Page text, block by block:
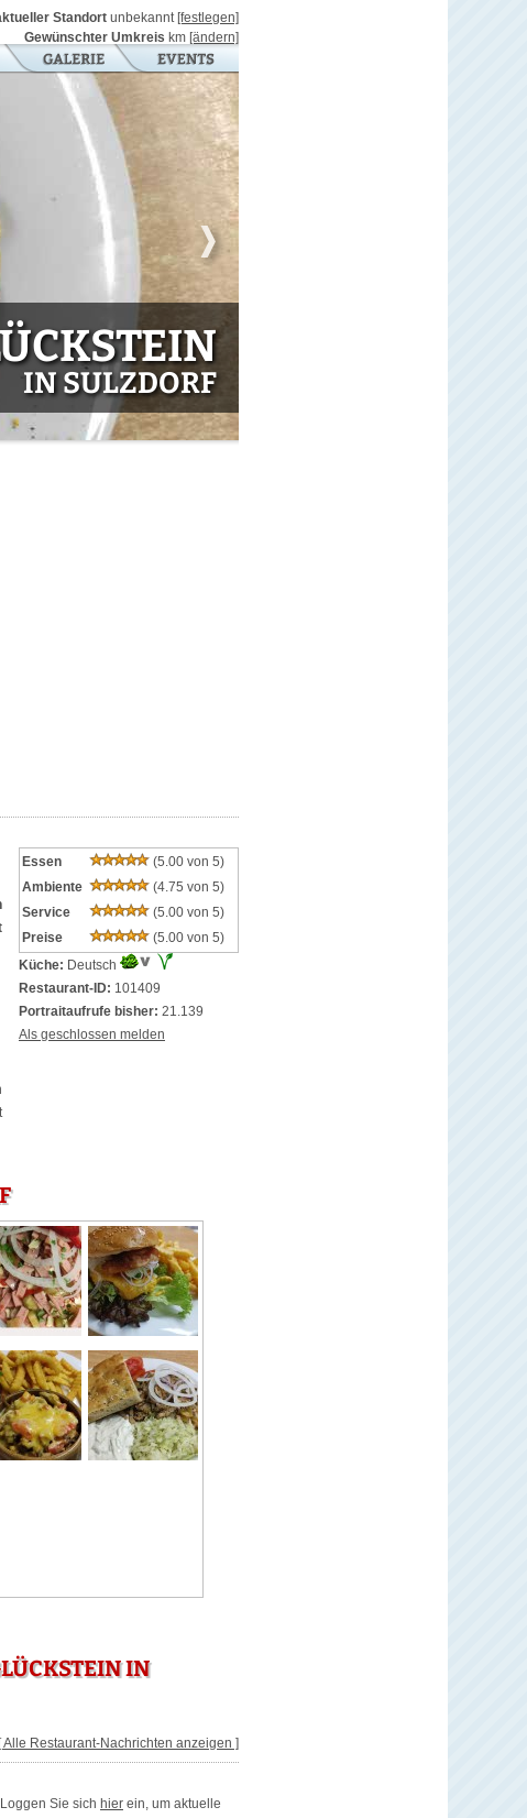
Standort unbekannt [festlegen]
Gewünschter Umkreis km [ändern]
IN SULZDORF
Essen
(5.00 von 5)
Ambiente
(4.75 von 5)
Service
(5.00 von 5)
Preise
(5.00 von 5)
Küche: Deutsch
Restaurant-ID: 101409
Portraitaufrufe bisher: 21.139
Als geschlossen melden
IN
[ Alle Restaurant-Nachrichten anzeigen ]
Sie sich hier ein, um aktuelle